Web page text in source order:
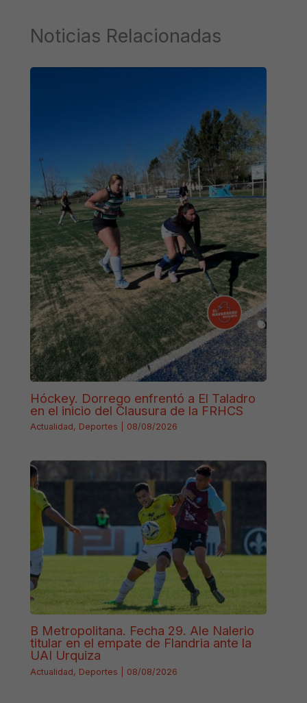
Noticias Relacionadas
Hóckey. Dorrego enfrentó a El Taladro
en el inicio del Clausura de la FRHCS
Actualidad, Deportes 08/08/2026
B Metropolitana. Fecha 29. Ale Nalerio
titular en el empate de Flandria ante la
UAI Urquiza
Actualidad, Deportes 08/08/2026